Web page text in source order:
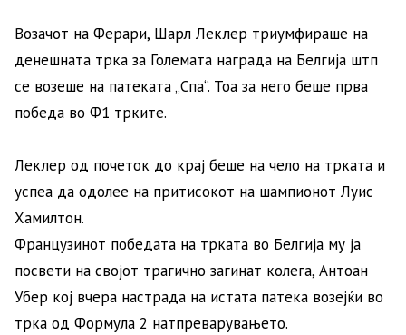
Возачот на Ферари, Шарл Леклер триумфираше на
денешната трка за Големата награда на Белгија штп
се возеше на патеката „Спа“. Тоа за него беше прва
победа во Ф1 трките.
Леклер од почеток до крај беше на чело на трката и
успеа да одолее на притисокот на шампионот Луис
Хамилтон.
Французинот победата на трката во Белгија му ја
посвети на својот трагично загинат колега, Антоан
Убер кој вчера настрада на истата патека возејќи во
трка од Формула 2 натпреварувањето.